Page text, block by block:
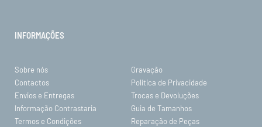
INFORMAÇÕES
Sobre nós
Gravação
Contactos
Política de Privacidade
Envios e Entregas
Trocas e Devoluções
Informação Contrastaria
Guia de Tamanhos
Termos e Condições
Reparação de Peças